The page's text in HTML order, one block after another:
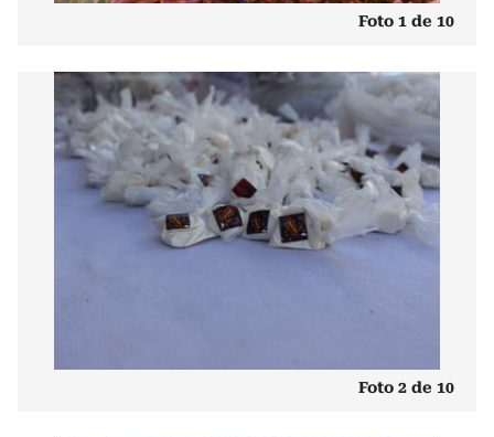
Foto 1 de 10
Foto 2 de 10